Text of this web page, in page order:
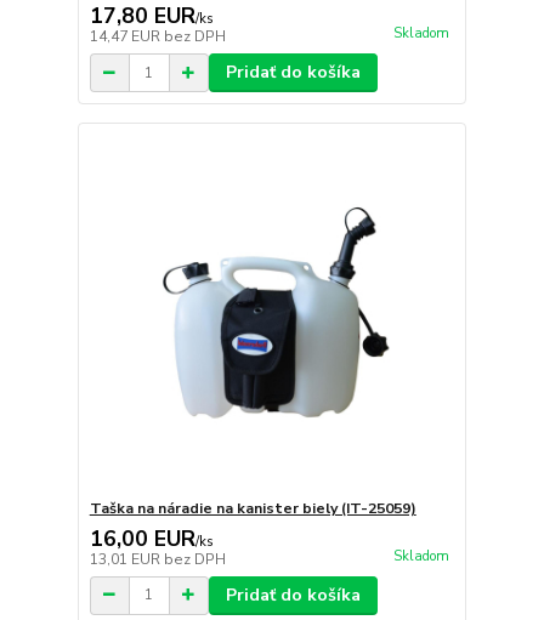
17,80 EUR/ks
14,47 EUR bez DPH Skladom
Pridať do košíka
Taška na náradie na kanister biely (IT-25059)
16,00 EUR/ks
13,01 EUR bez DPH Skladom
Pridať do košíka